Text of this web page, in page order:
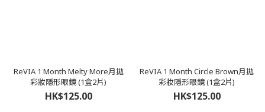
ReVIA 1 Month Melty More月拋
彩妝隱形眼鏡 (1盒2片)
HK$125.00
ReVIA 1 Month Circle Brown月拋
彩妝隱形眼鏡 (1盒2片)
HK$125.00